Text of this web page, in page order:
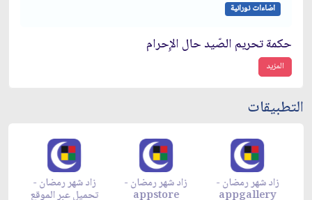
اضاءات نورانية
حكمة تحريم الصّيد حال الإِحرام
المزيد
التطبيقات
زاد شهر رمضان -
تحميل عبر الموقع
زاد شهر رمضان -
appstore
زاد شهر رمضان -
appgallery